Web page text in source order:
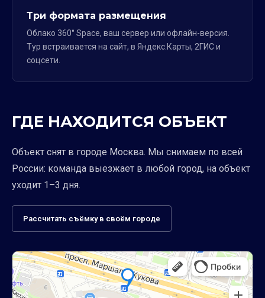
Три формата размещения
Облако 360° Space, ваш сервер или офлайн-версия.
Тур встраивается на сайт, в Яндекс.Карты, 2ГИС и
соцсети.
ГДЕ НАХОДИТСЯ ОБЪЕКТ
Объект снят в городе Москва. Мы снимаем по всей
России: команда выезжает в любой город, на объект
уходит 1–3 дня.
Рассчитать съёмку в своём городе